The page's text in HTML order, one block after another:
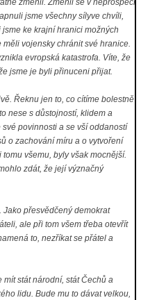
změnil. Změnil se v neprospěch
jsme všechny sílyve chvíli,
ke krajní hranici možných
vojensky chránit své hranice.
evropská katastrofa. Víte, že
jsme je byli přinuceni přijat.
Řeknu jen to, co cítíme bolestně
nese s důstojností, klidem a
povinnosti a se vší oddaností
o zachování míru a o vytvoření
všemu, byly však mocnější.
zdát, že její význačný
Jako přesvědčený demokrat
ale při tom všem třeba otevřít
to, nezříkat se přátel a
stát národní, stát Čechů a
lidu. Bude mu to dávat velkou,